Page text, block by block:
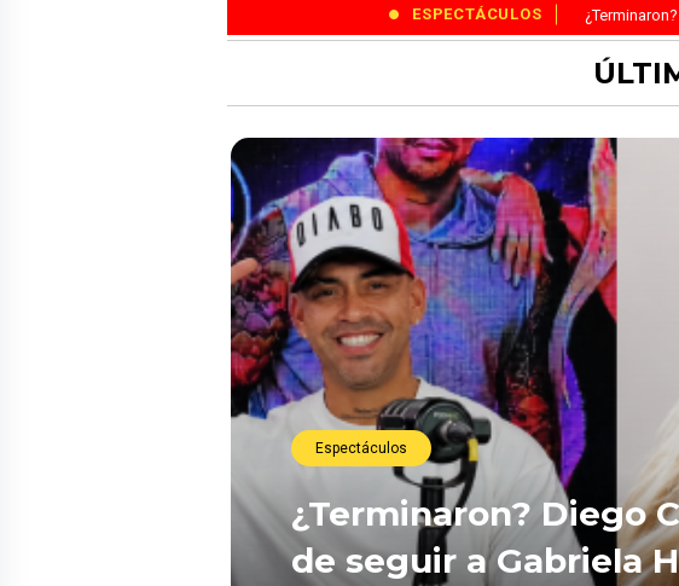
ESPECTÁCULOS
Espectáculos
¿Terminaron? Diego
de seguir a Gabriela